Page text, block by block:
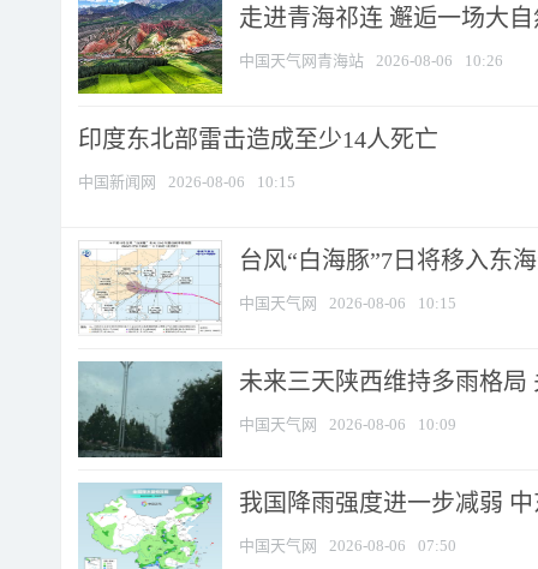
走进青海祁连 邂逅一场大
中国天气网青海站 2026-08-06 10:26
印度东北部雷击造成至少14人死亡
中国新闻网 2026-08-06 10:15
台风“白海豚”7日将移入东
中国天气网 2026-08-06 10:15
未来三天陕西维持多雨格局
中国天气网 2026-08-06 10:09
我国降雨强度进一步减弱
中国天气网 2026-08-06 07:50